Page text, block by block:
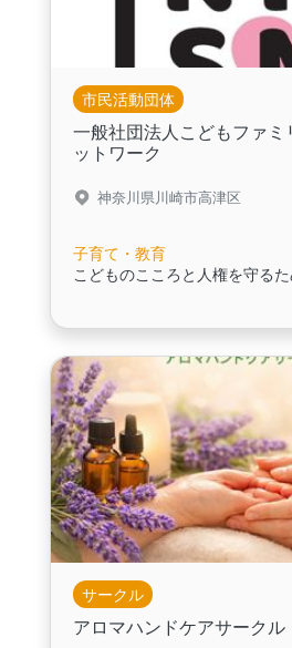
市民活動団体
一般社団法人こどもファミ
ットワーク
神奈川県川崎市高津区
子育て・教育
サークル
アロマハンドケアサークル